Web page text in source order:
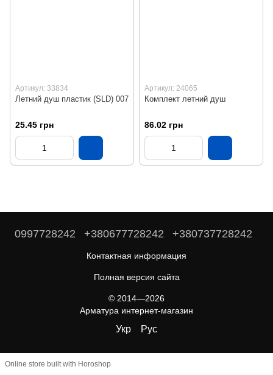
Артикул: 33834
Летний душ пластик (SLD) 007
25.45 грн
Артикул: 24065
Комплект летний душ
86.02 грн
0997728242 +380677728242 +380737728242
Контактная информация
Полная версия сайта
© 2014—2026
Арматура интернет-магазин
Укр Рус
Online store built with Horoshop